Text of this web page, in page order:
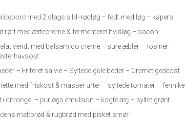
med 2 slags sild -rødløg – fedt med løg – kapers
rørt med ærtecreme & fermenteret hvidløg – bacon
vendt med balsamico creme – sure æbler – rosiner –
– Friteret salvie – Syltede gule beder – Cremet gedeost
med friskost & masser urter – syltede tomater – fennikel
i citrongel – purløgs emulsion – kogte æg – syltet grønt
maltbrød & rugbrød med pisket smør